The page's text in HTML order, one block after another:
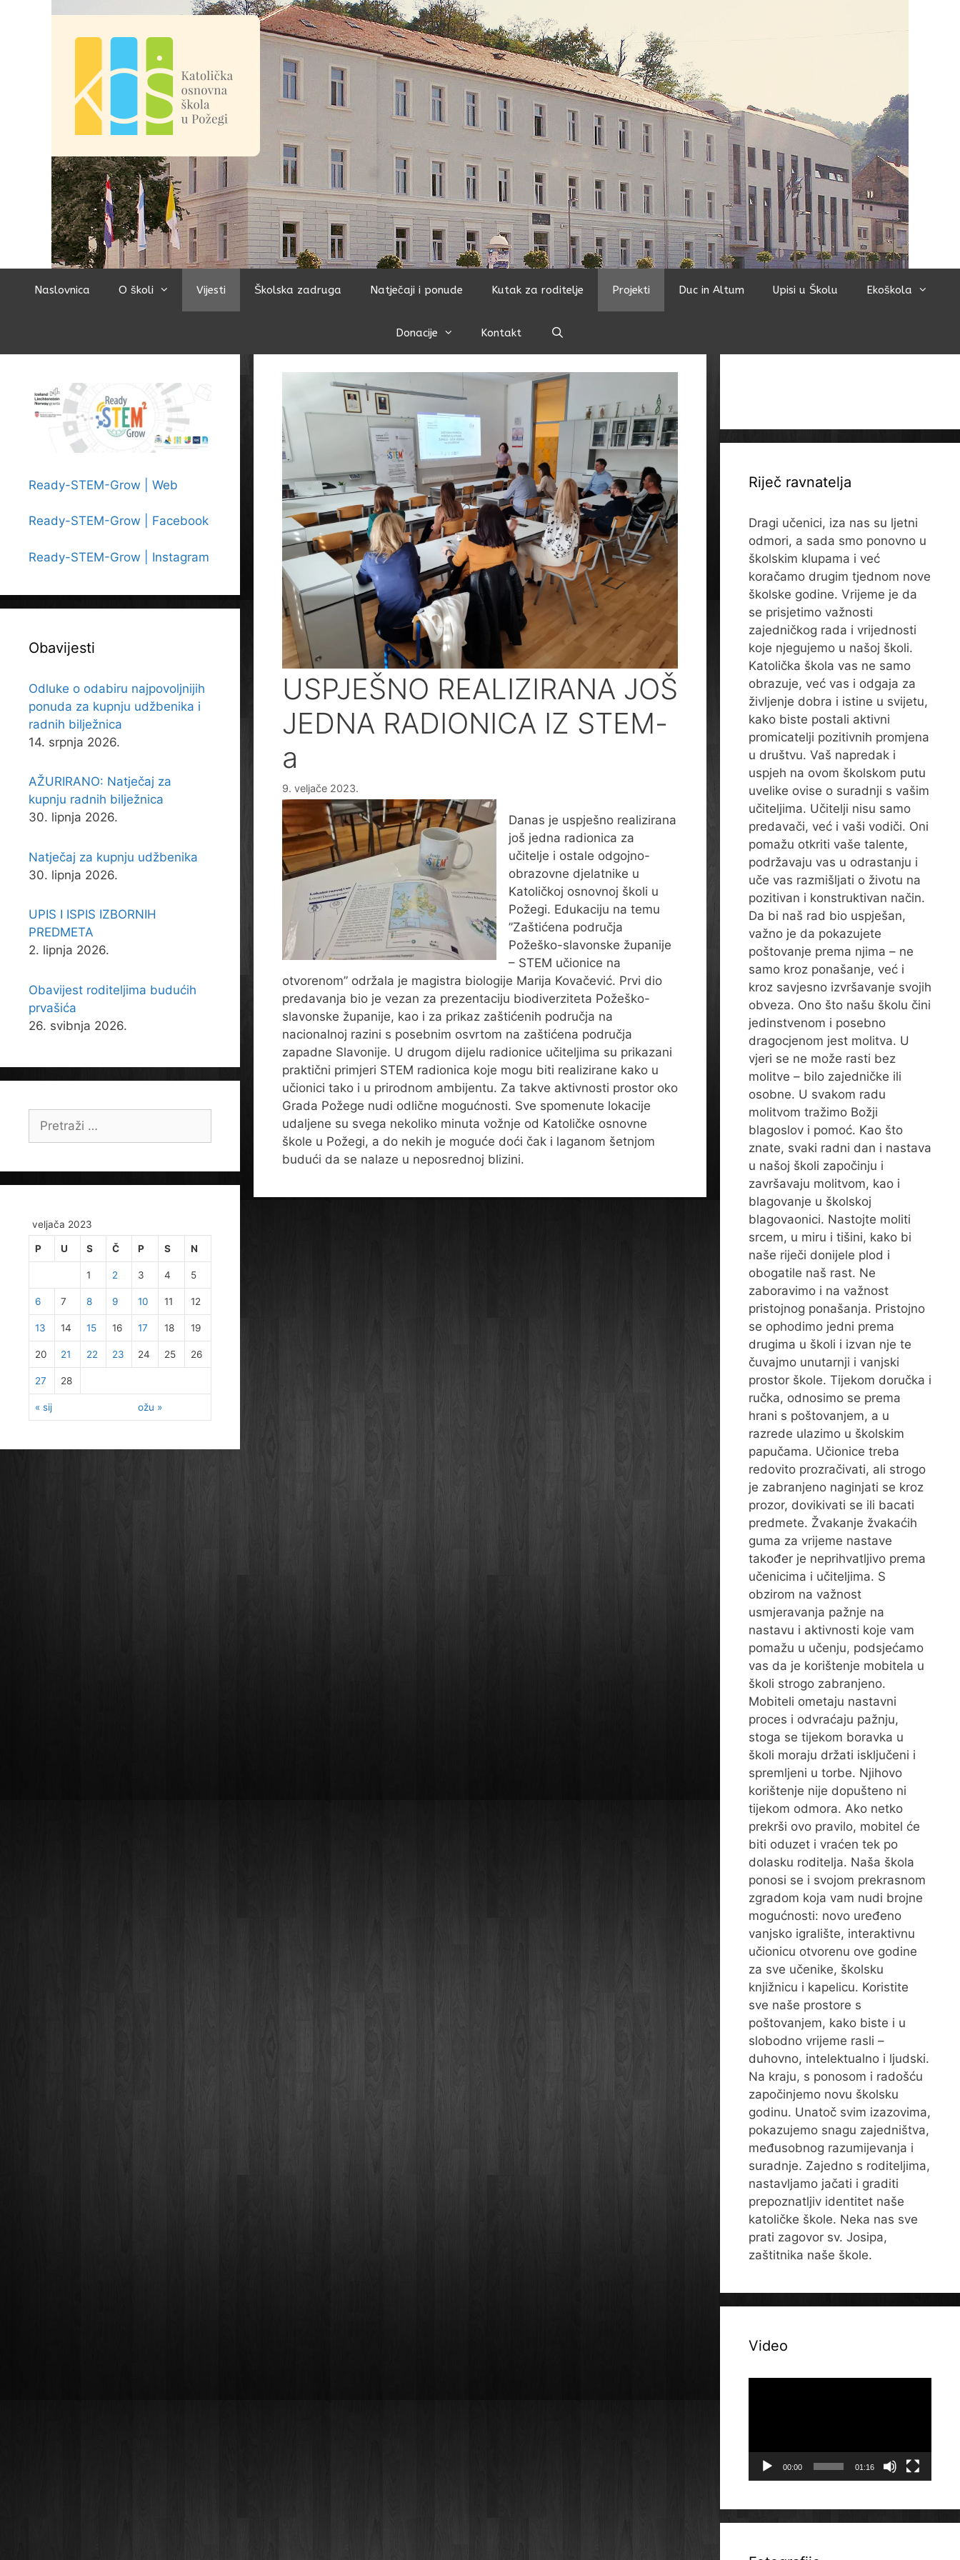
Naslovnica O školi Vijesti Školska zadruga Natječaji i ponude Kutak za roditelje Projekti Duc in Altum Upisi u Školu Ekoškola
Donacije Kontakt
USPJEŠNO REALIZIRANA JOŠ
JEDNA RADIONICA IZ STEM-
a
9. veljače 2023.
Danas je uspješno realizirana
još jedna radionica za
učitelje i ostale odgojno-
obrazovne djelatnike u
Katoličkoj osnovnoj školi u
Požegi. Edukaciju na temu
”Zaštićena područja
Požeško-slavonske županije
– STEM učionice na
otvorenom” održala je magistra biologije Marija Kovačević. Prvi dio
predavanja bio je vezan za prezentaciju biodiverziteta Požeško-
slavonske županije, kao i za prikaz zaštićenih područja na
nacionalnoj razini s posebnim osvrtom na zaštićena područja
zapadne Slavonije. U drugom dijelu radionice učiteljima su prikazani
praktični primjeri STEM radionica koje mogu biti realizirane kako u
učionici tako i u prirodnom ambijentu. Za takve aktivnosti prostor oko
Grada Požege nudi odlične mogućnosti. Sve spomenute lokacije
udaljene su svega nekoliko minuta vožnje od Katoličke osnovne
škole u Požegi, a do nekih je moguće doći čak i laganom šetnjom
budući da se nalaze u neposrednoj blizini.
Ready-STEM-Grow | Web
Ready-STEM-Grow | Facebook
Ready-STEM-Grow | Instagram
Obavijesti
Odluke o odabiru najpovoljnijih
ponuda za kupnju udžbenika i
radnih bilježnica
14. srpnja 2026.
AŽURIRANO: Natječaj za
kupnju radnih bilježnica
30. lipnja 2026.
Natječaj za kupnju udžbenika
30. lipnja 2026.
UPIS I ISPIS IZBORNIH
PREDMETA
2. lipnja 2026.
Obavijest roditeljima budućih
prvašića
26. svibnja 2026.
veljača 2023
P U S Č P S N
« sij ožu »
1 2 3 4 5
6 7 8 9 10 11 12
13 14 15 16 17 18 19
20 21 22 23 24 25 26
27 28
Riječ ravnatelja
Dragi učenici, iza nas su ljetni
odmori, a sada smo ponovno u
školskim klupama i već
koračamo drugim tjednom nove
školske godine. Vrijeme je da
se prisjetimo važnosti
zajedničkog rada i vrijednosti
koje njegujemo u našoj školi.
Katolička škola vas ne samo
obrazuje, već vas i odgaja za
življenje dobra i istine u svijetu,
kako biste postali aktivni
promicatelji pozitivnih promjena
u društvu. Vaš napredak i
uspjeh na ovom školskom putu
uvelike ovise o suradnji s vašim
učiteljima. Učitelji nisu samo
predavači, već i vaši vodiči. Oni
pomažu otkriti vaše talente,
podržavaju vas u odrastanju i
uče vas razmišljati o životu na
pozitivan i konstruktivan način.
Da bi naš rad bio uspješan,
važno je da pokazujete
poštovanje prema njima – ne
samo kroz ponašanje, već i
kroz savjesno izvršavanje svojih
obveza. Ono što našu školu čini
jedinstvenom i posebno
dragocjenom jest molitva. U
vjeri se ne može rasti bez
molitve – bilo zajedničke ili
osobne. U svakom radu
molitvom tražimo Božji
blagoslov i pomoć. Kao što
znate, svaki radni dan i nastava
u našoj školi započinju i
završavaju molitvom, kao i
blagovanje u školskoj
blagovaonici. Nastojte moliti
srcem, u miru i tišini, kako bi
naše riječi donijele plod i
obogatile naš rast. Ne
zaboravimo i na važnost
pristojnog ponašanja. Pristojno
se ophodimo jedni prema
drugima u školi i izvan nje te
čuvajmo unutarnji i vanjski
prostor škole. Tijekom doručka i
ručka, odnosimo se prema
hrani s poštovanjem, a u
razrede ulazimo u školskim
papučama. Učionice treba
redovito prozračivati, ali strogo
je zabranjeno naginjati se kroz
prozor, dovikivati se ili bacati
predmete. Žvakanje žvakaćih
guma za vrijeme nastave
također je neprihvatljivo prema
učenicima i učiteljima. S
obzirom na važnost
usmjeravanja pažnje na
nastavu i aktivnosti koje vam
pomažu u učenju, podsjećamo
vas da je korištenje mobitela u
školi strogo zabranjeno.
Mobiteli ometaju nastavni
proces i odvraćaju pažnju,
stoga se tijekom boravka u
školi moraju držati isključeni i
spremljeni u torbe. Njihovo
korištenje nije dopušteno ni
tijekom odmora. Ako netko
prekrši ovo pravilo, mobitel će
biti oduzet i vraćen tek po
dolasku roditelja. Naša škola
ponosi se i svojom prekrasnom
zgradom koja vam nudi brojne
mogućnosti: novo uređeno
vanjsko igralište, interaktivnu
učionicu otvorenu ove godine
za sve učenike, školsku
knjižnicu i kapelicu. Koristite
sve naše prostore s
poštovanjem, kako biste i u
slobodno vrijeme rasli –
duhovno, intelektualno i ljudski.
Na kraju, s ponosom i radošću
započinjemo novu školsku
godinu. Unatoč svim izazovima,
pokazujemo snagu zajedništva,
međusobnog razumijevanja i
suradnje. Zajedno s roditeljima,
nastavljamo jačati i graditi
prepoznatljiv identitet naše
katoličke škole. Neka nas sve
prati zagovor sv. Josipa,
zaštitnika naše škole.
Video
00:00 01:16